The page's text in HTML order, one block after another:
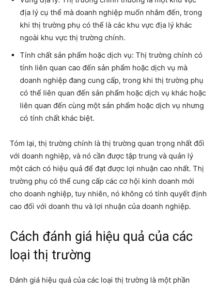
địa lý cụ thể mà doanh nghiệp muốn nhắm đến, trong
khi thị trường phụ có thể là các khu vực địa lý khác
ngoài khu vực thị trường chính.
Tính chất sản phẩm hoặc dịch vụ: Thị trường chính có
tính liên quan cao đến sản phẩm hoặc dịch vụ mà
doanh nghiệp đang cung cấp, trong khi thị trường phụ
có thể liên quan đến sản phẩm hoặc dịch vụ khác hoặc
liên quan đến cùng một sản phẩm hoặc dịch vụ nhưng
có tính chất khác biệt.
Tóm lại, thị trường chính là thị trường quan trọng nhất đối
với doanh nghiệp, và nó cần được tập trung và quản lý
một cách có hiệu quả để đạt được lợi nhuận cao nhất. Thị
trường phụ có thể cung cấp các cơ hội kinh doanh mới
cho doanh nghiệp, tuy nhiên, nó không có tính quyết định
cao đối với doanh thu và lợi nhuận của doanh nghiệp.
Cách đánh giá hiệu quả của các
loại thị trường
Đánh giá hiệu quả của các loại thị trường là một phần